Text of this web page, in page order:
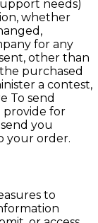
needs)
whether
for any
other than
purchased
a contest,
To send
provide for
you
your order.
to